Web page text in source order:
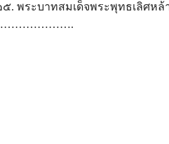
าทสมเด็จพระพุทธเลิศหล้า
อ………………….